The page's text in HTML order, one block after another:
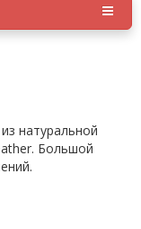
натуральной
Большой